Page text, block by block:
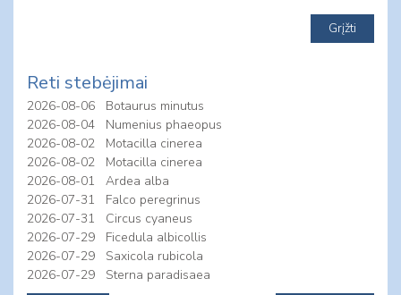
Reti stebėjimai
2026-08-06
Botaurus minutus
2026-08-04
Numenius phaeopus
2026-08-02
Motacilla cinerea
2026-08-02
Motacilla cinerea
2026-08-01
Ardea alba
2026-07-31
Falco peregrinus
2026-07-31
Circus cyaneus
2026-07-29
Ficedula albicollis
2026-07-29
Saxicola rubicola
2026-07-29
Sterna paradisaea